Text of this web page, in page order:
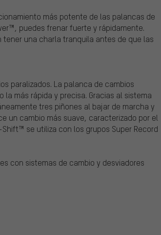
más potente de las palancas de
puedes frenar fuerte y rápidamente.
una charla tranquila antes de que las
paralizados. La palanca de cambios
más rápida y precisa. Gracias al sistema
tres piñones al bajar de marcha y
un cambio más suave, caracterizado por el
se utiliza con los grupos Super Record
con sistemas de cambio y desviadores